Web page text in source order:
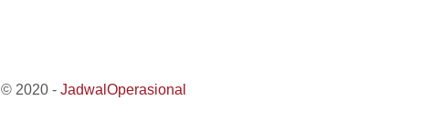
© 2020 - JadwalOperasional